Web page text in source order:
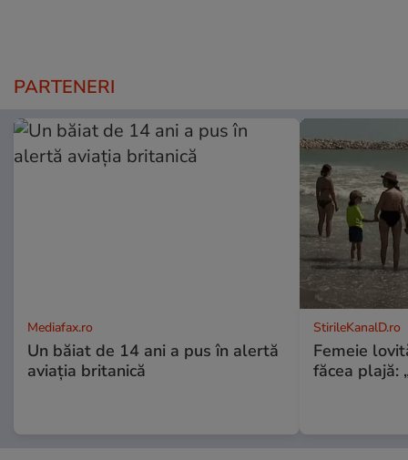
PARTENERI
Mediafax.ro
Un băiat de 14 ani a pus în alertă
aviația britanică
StirileKanalD.ro
Femeie
făcea plajă: